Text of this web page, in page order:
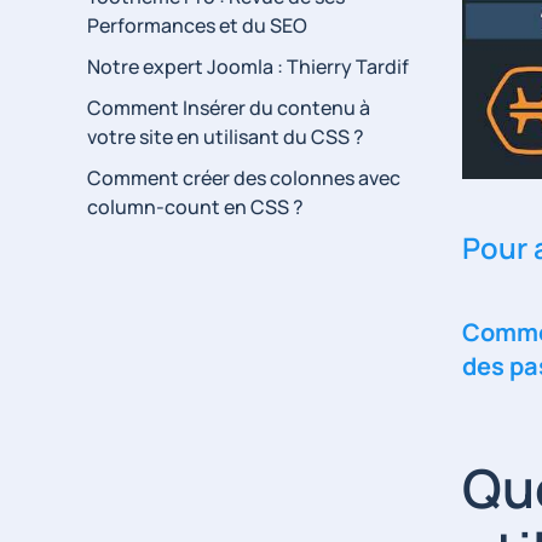
Pour
des
Performances et du SEO
Notre expert Joomla : Thierry Tardif
Comment Insérer du contenu à
votre site en utilisant du CSS ?
Comment créer des colonnes avec
column-count en CSS ?